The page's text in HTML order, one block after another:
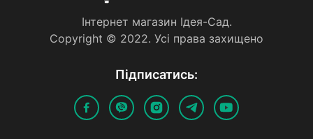
Iнтернет магазин Iдея-Сад.
Copyright © 2022. Усi права захищено
Пiдписатись: